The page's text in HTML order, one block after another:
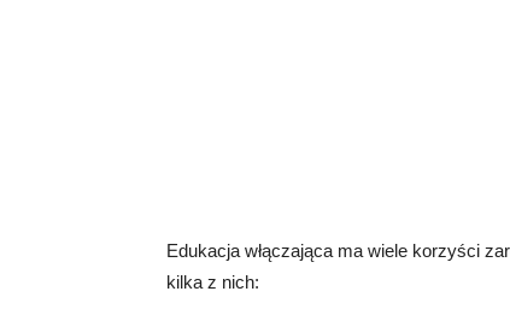
Edukacja włączająca ma wiele korzyści
kilka z nich: